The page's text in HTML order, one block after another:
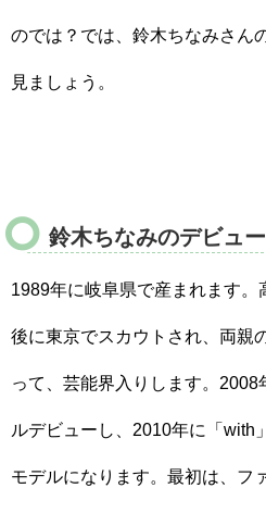
のでは？では、鈴木ちなみさん
見ましょう。
鈴木ちなみのデビュ
1989年に岐阜県で産まれます。
後に東京でスカウトされ、両親
って、芸能界入りします。2008
ルデビューし、2010年に「with
モデルになります。最初は、フ